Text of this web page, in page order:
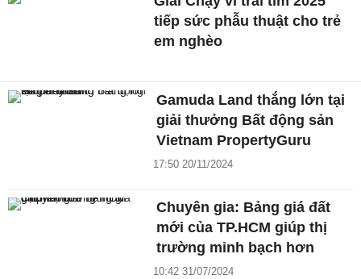
tiếp sức phẫu thuật cho trẻ
em nghèo
Gamuda Land thắng lớn tại
giải thưởng Bất động sản
Vietnam PropertyGuru
17:50 20/11/2024
Chuyên gia: Bảng giá đất
mới của TP.HCM giúp thị
trường minh bạch hơn
10:42 31/07/2024